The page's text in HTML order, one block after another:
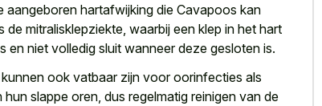
aangeboren hartafwijking die Cavapoos kan
de mitralisklepziekte, waarbij een klep in het hart
en niet volledig sluit wanneer deze gesloten is.
ook vatbaar zijn voor oorinfecties als
slappe oren, dus regelmatig reinigen van de